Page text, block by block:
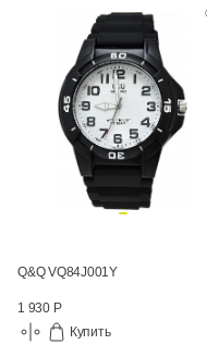
Q&Q VQ84J001Y
1 930 Р
Купить